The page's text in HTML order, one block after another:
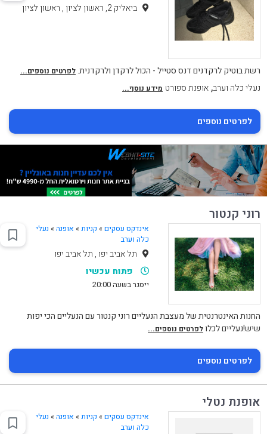
ביאליק 2, ראשון לציון , ראשון לציון
רשת בוטיק לרקדנים דנס סטייל - הכול לרקדן ולרקדנית.לפרטים נוספים...
נעלי כלה וערב,אופנת ספורט מידע נוסף...
לפרטים נוספים
רוני קנטור
אינדקס עסקים » קניות» אופנה» נעלי
כלה וערב
תל אביב יפו , תל אביב יפו
פתוח עכשיו
ייסגר בשעה 20:00
החנות האינטרנטית של מעצבת הנעליים רוני קנטור עם הנעליים הכי יפות
שיש!נעליים לכלולפרטים נוספים...
לפרטים נוספים
אופנת נטלי
אינדקס עסקים » קניות» אופנה» נעלי
כלה וערב